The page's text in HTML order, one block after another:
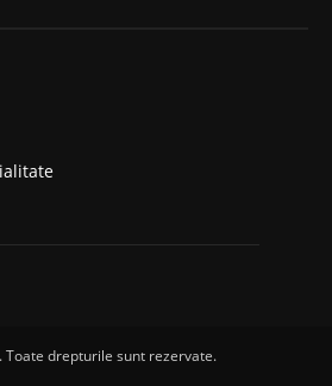
. Toate drepturile sunt rezervate.